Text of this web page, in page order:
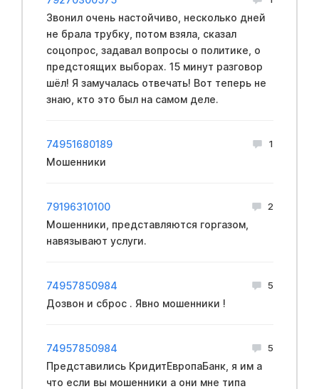
Звонил очень настойчиво, несколько дней
не брала трубку, потом взяла, сказал
соцопрос, задавал вопросы о политике, о
предстоящих выборах. 15 минут разговор
шёл! Я замучалась отвечать! Вот теперь не
знаю, кто это был на самом деле.
74951680189 1
Мошенники
79196310100 2
Мошенники, представляются горгазом,
навязывают услуги.
74957850984 5
Дозвон и сброс . Явно мошенники !
74957850984 5
Представились КридитЕвропаБанк, я им а
что если вы мошенники а они мне типа